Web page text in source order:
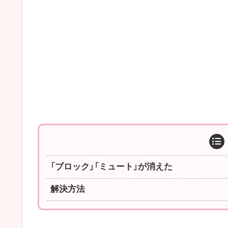
「ブロック」「ミュート」が消えた
解決方法